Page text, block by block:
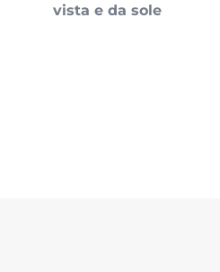
vista e da sole